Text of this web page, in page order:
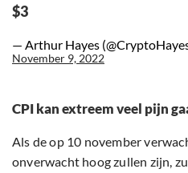
$3
— Arthur Hayes
November 9, 2022
CPI kan extreem veel pijn
Als de op 10 november
onverwacht hoog zullen zijn,